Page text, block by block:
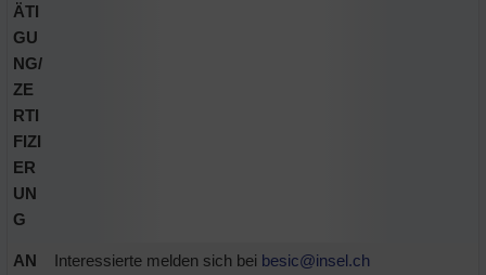
ÄTI
GU
NG/
ZE
RTI
FIZI
ER
UN
G
AN
Interessierte melden sich bei besic@insel.ch